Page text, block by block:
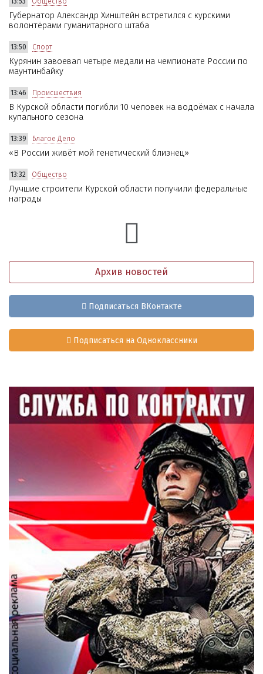
Губернатор Александр Хинштейн встретился с курскими
волонтёрами гуманитарного штаба
13:50 Спорт
Курянин завоевал четыре медали на чемпионате России по
маунтинбайку
13:46 Происшествия
В Курской области погибли 10 человек на водоёмах с начала
купального сезона
13:39 Благое Дело
«В России живёт мой генетический близнец»
13:32 Общество
Лучшие строители Курской области получили федеральные
награды
Архив новостей
Подписаться ВКонтакте
Подписаться на Одноклассники